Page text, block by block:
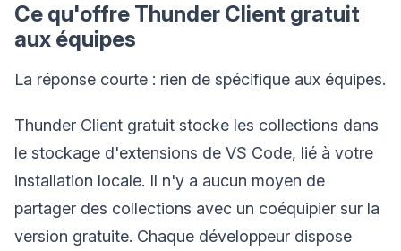
Ce qu'offre Thunder Client gratuit
aux équipes
La réponse courte : rien de spécifique aux équipes.
Thunder Client gratuit stocke les collections dans
le stockage d'extensions de VS Code, lié à votre
installation locale. Il n'y a aucun moyen de
partager des collections avec un coéquipier sur la
version gratuite. Chaque développeur dispose